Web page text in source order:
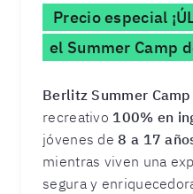
Precio especial
el Summer Camp
Berlitz Summer Camp
recreativo 100% en
jóvenes de8 a 17
mientras viven una
segura y